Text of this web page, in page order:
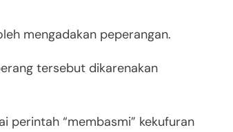
mengadakan peperangan.
tersebut dikarenakan
perintah “membasmi” kekufuran